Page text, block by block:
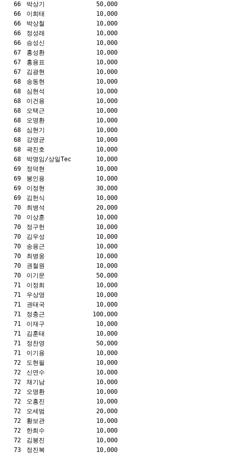
66
박상기
50,000
66
이희태
10,000
66
박상철
10,000
66
정성래
10,000
66
승성신
10,000
67
홍성환
10,000
67
홍용표
10,000
67
김광현
10,000
68
송동현
10,000
68
심현석
10,000
68
이건용
10,000
68
오택근
10,000
68
오명환
10,000
68
심현기
10,000
68
강영균
10,000
68
곽진호
10,000
68
박명임/상일Tec
10,000
69
정덕현
10,000
69
봉인용
10,000
69
이정현
30,000
69
김헌식
10,000
70
최병석
20,000
70
이상훈
10,000
70
정구헌
10,000
70
김우성
10,000
70
송용근
10,000
70
최병웅
10,000
70
권철원
10,000
70
이기문
50,000
71
이정희
10,000
71
우상영
10,000
71
권태국
10,000
71
정충근
100,000
71
이재구
10,000
71
김훈태
10,000
71
정찬영
50,000
71
이기용
10,000
72
도현필
10,000
72
신연수
10,000
72
채기남
10,000
72
오명환
10,000
72
오흥진
10,000
72
오세범
20,000
72
황보관
10,000
72
한희수
10,000
72
김봉진
10,000
73
정진복
10,000